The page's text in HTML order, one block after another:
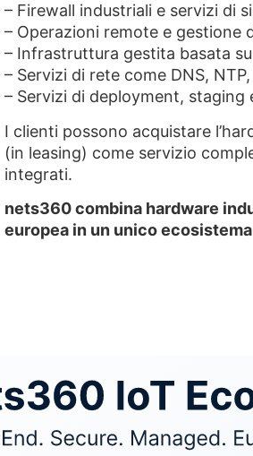
– Firewall industriali e servizi di
– Operazioni remote e gestione
– Infrastruttura gestita basata
– Servizi di rete come DNS,
– Servizi di deployment,
I clienti possono acquistare
(in leasing) come servizio
integrati.
nets360 combina hardware
europea in un unico